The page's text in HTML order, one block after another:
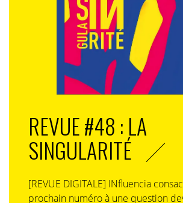
REVUE #48 : LA
SINGULARITÉ
[REVUE DIGITALE] INfluencia
prochain numéro à une question